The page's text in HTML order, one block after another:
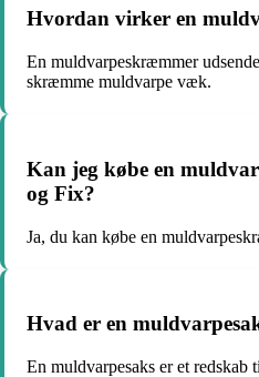
Hvordan virker en
En muldvarpeskræmmer
skræmme muldvarpe væk.
Kan jeg købe en
og Fix?
Ja, du kan købe en
Hvad er en
En muldvarpesaks er et redskab